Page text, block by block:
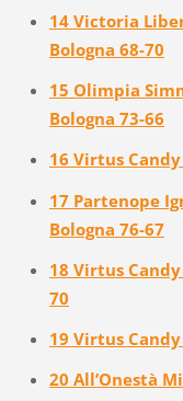
14 Victoria
Bologna 68-70
15 Olimpia
Bologna 73-66
16 Virtus
17 Partenope
Bologna 76-67
18 Virtus
70
19 Virtus
20 All’Onestà